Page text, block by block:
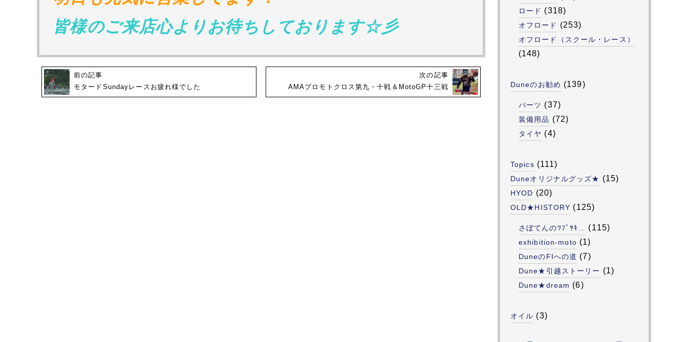
皆様のご来店心よりお待ちしております☆彡
前の記事
モタードSundayレースお疲れ様でした
次の記事
AMAプロモトクロス第九・十戦＆MotoGP十三戦
ロード (318)
オフロード (253)
オフロード（スクール・レース）
(148)
Duneのお勧め (139)
パーツ (37)
装備用品 (72)
タイヤ (4)
Topics (111)
Duneオリジナルグッズ★ (15)
HYOD (20)
OLD★HISTORY (125)
さぼてんのﾂﾌﾞﾔｷ… (115)
exhibition-moto (1)
DuneのFIへの道 (7)
Dune★引越ストーリー (1)
Dune★dream (6)
オイル (3)